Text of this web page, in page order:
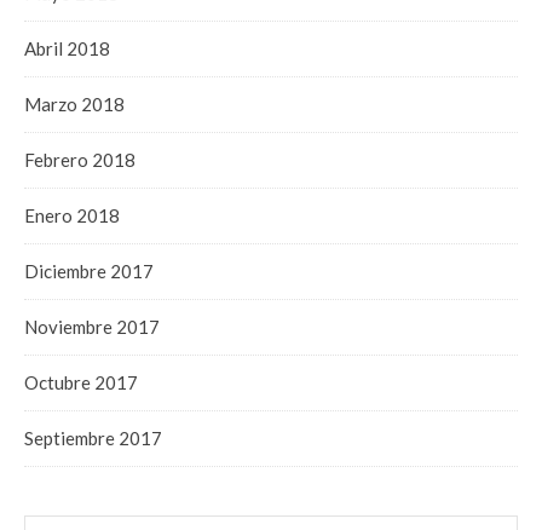
Abril 2018
Marzo 2018
Febrero 2018
Enero 2018
Diciembre 2017
Noviembre 2017
Octubre 2017
Septiembre 2017